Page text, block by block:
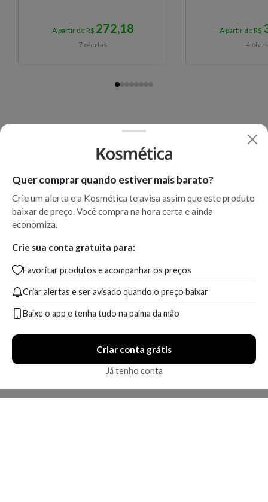
A partir de R$ 272,18
7 ofertas
A partir de R$
4
Quer comprar quando estiver mais barato?
Crie um alerta e a Kosmética te avisa assim que este produto
baixar de preço. Você compra na hora certa e ainda
economiza.
Crie sua conta gratuita para:
Favoritar produtos e acompanhar os preços
Criar alertas e ser avisado quando o preço baixar
Baixe o app e tenha tudo na palma da mão
Criar conta grátis
Já tenho conta